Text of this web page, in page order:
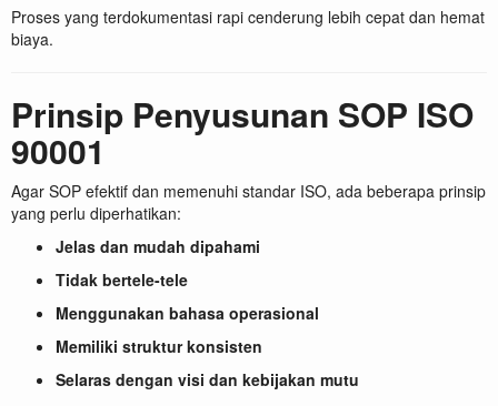
Proses yang terdokumentasi rapi cenderung lebih cepat dan hemat
biaya.
Prinsip Penyusunan SOP ISO
90001
Agar SOP efektif dan memenuhi standar ISO, ada beberapa prinsip
yang perlu diperhatikan:
Jelas dan mudah dipahami
Tidak bertele-tele
Menggunakan bahasa operasional
Memiliki struktur konsisten
Selaras dengan visi dan kebijakan mutu